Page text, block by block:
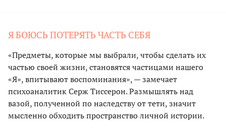
Я БОЮСЬ ПОТЕРЯТЬ ЧАСТЬ СЕБЯ
«Предметы, которые мы выбрали, чтобы сделать их
частью своей жизни, становятся частицами нашего
«Я», впитывают воспоминания», — замечает
психоаналитик Серж Тиссерон. Размышлять над
вазой, полученной по наследству от тети, значит
мысленно обходить пространство личной истории.